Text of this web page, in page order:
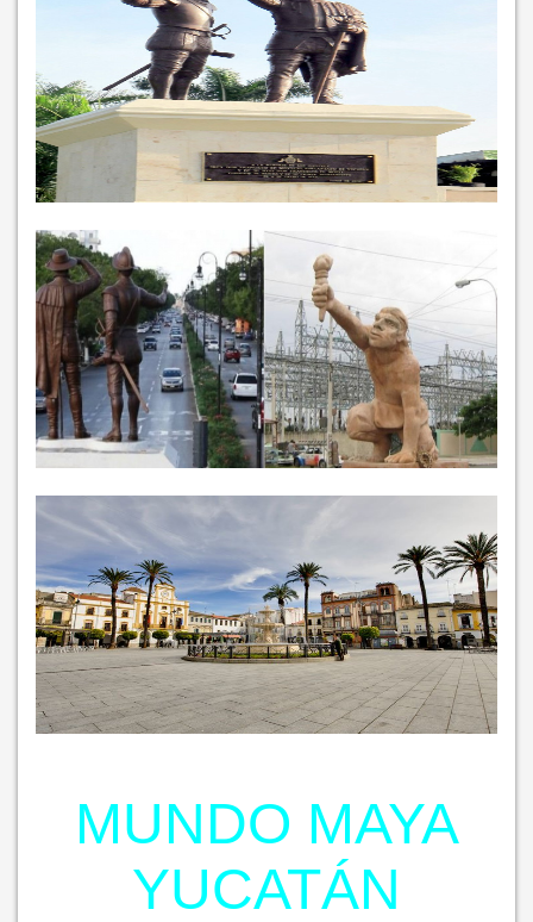
MUNDO MAYA
YUCATÁN